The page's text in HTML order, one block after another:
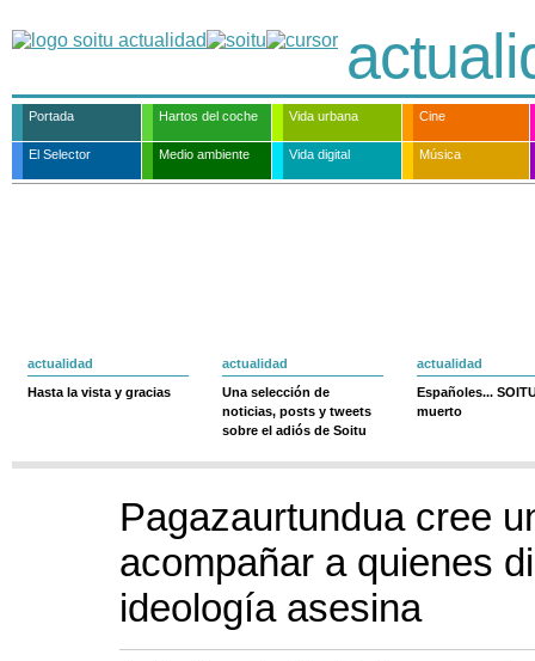
Portada Hartos del coche Vida urbana Cine
El Selector Medio ambiente Vida digital Música
actualidad
Hasta la vista y gracias
actualidad
Una selección de
noticias, posts y tweets
sobre el adiós de Soitu
actualidad
Españoles...
muerto
Pagazaurtundua cree
acompañar a quienes
ideología asesina